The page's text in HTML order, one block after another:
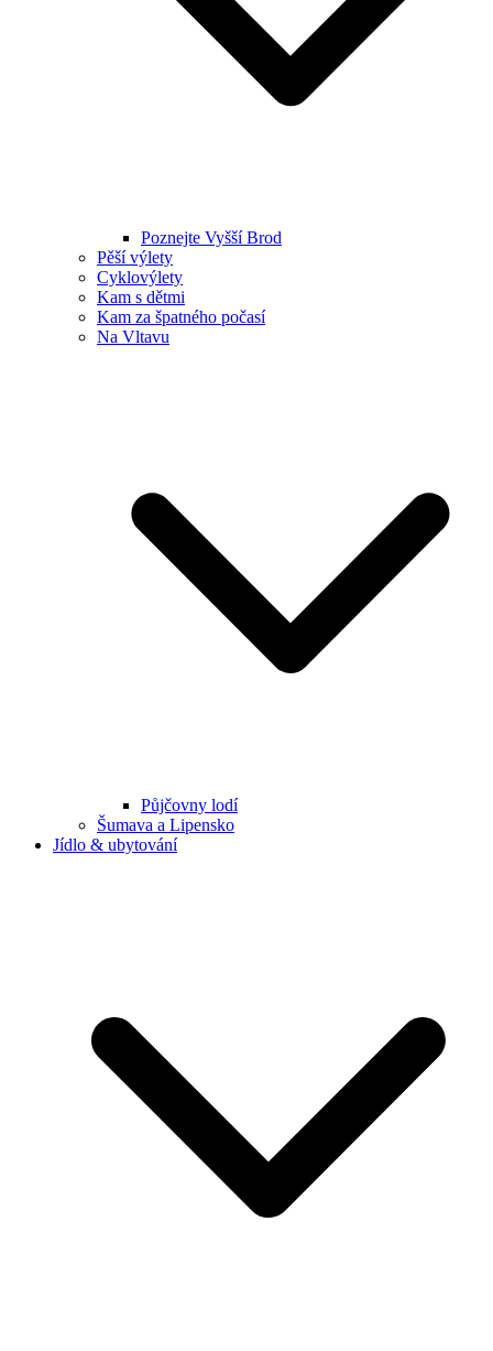
Poznejte Vyšší Brod
Pěší výlety
Cyklovýlety
Kam s dětmi
Kam za špatného počasí
Na Vltavu
Půjčovny lodí
Šumava a Lipensko
Jídlo & ubytování